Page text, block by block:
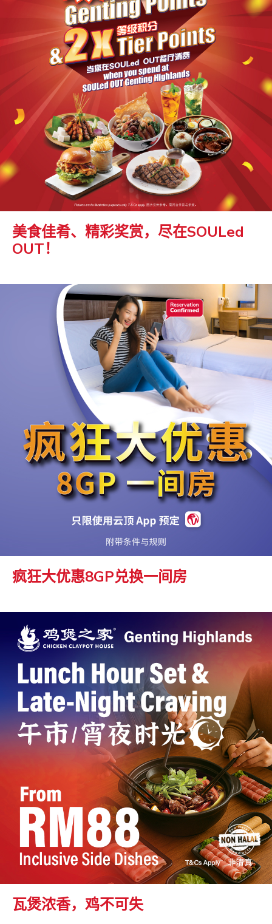
美食佳肴、精彩奖赏，尽在SOULed
OUT！
疯狂大优惠8GP兑换一间房
瓦煲浓香，鸡不可失